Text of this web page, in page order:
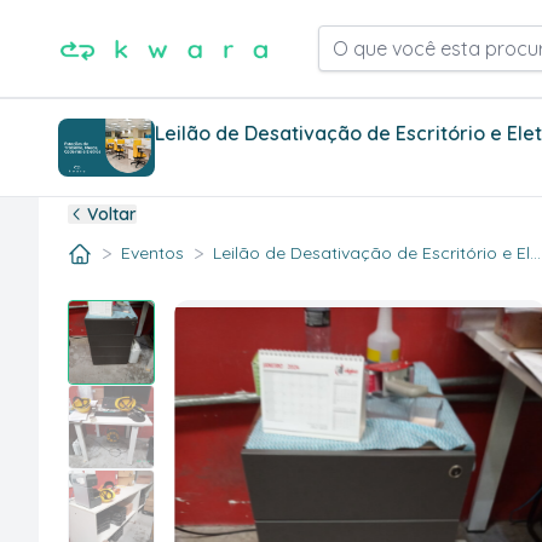
O que você esta
Leilão de Desativação de Escritório e
Voltar
> Eventos > Leilão de Desativação de Escritório e